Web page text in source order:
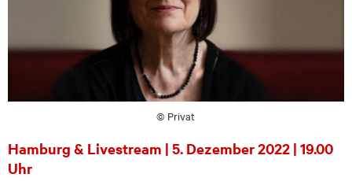
© Privat
Hamburg & Livestream | 5. Dezember 2022 | 19.00
Uhr